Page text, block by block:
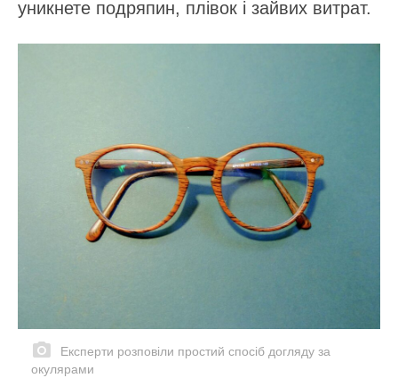
уникнете подряпин, плівок і зайвих витрат.
Експерти розповіли простий спосіб догляду за
окулярами